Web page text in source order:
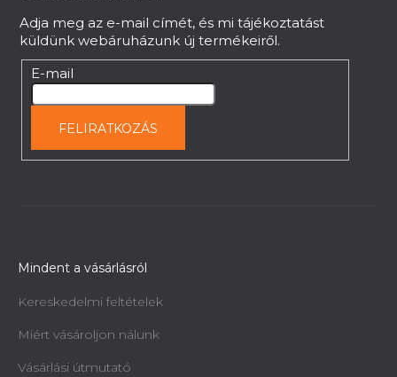
Rendelésre, 2 héten belül
969 227 Ft
Adja meg az e-mail címét, és mi tájékoztatást
küldünk webáruházunk új termékeiről.
E-mail
FELIRATKOZÁS
Mindent a vásárlásról
Kereskedelmi feltételek
Miért vásároljon nálunk
Vásárlási útmutató